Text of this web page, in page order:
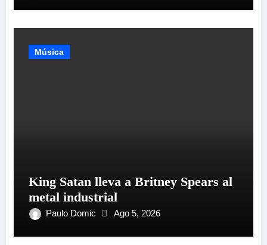
Música
King Satan lleva a Britney Spears al
metal industrial
Paulo Domic Ago 5, 2026